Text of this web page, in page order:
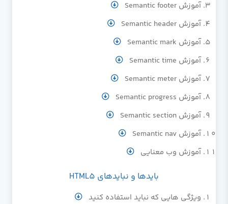
آموزش Semantic footer
آموزش Semantic header
آموزش Semantic mark
آموزش Semantic time
آموزش Semantic meter
آموزش Semantic progress
آموزش Semantic section
آموزش Semantic nav
آموزش وب معنایی
بایدها و نبایدهای HTML5
ویژگی هایی که نباید استفاده کنید